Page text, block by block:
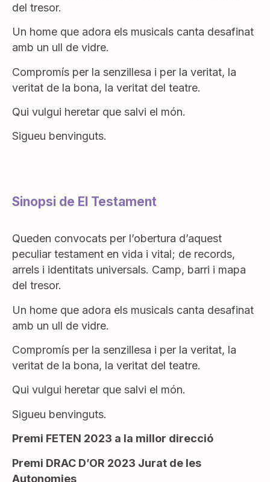
del tresor.
Un home que adora els musicals canta desafinat
amb un ull de vidre.
Compromís per la senzillesa i per la veritat, la
veritat de la bona, la veritat del teatre.
Qui vulgui heretar que salvi el món.
Sigueu benvinguts.
Sinopsi de El Testament
Queden convocats per l’obertura d’aquest
peculiar testament en vida i vital; de records,
arrels i identitats universals. Camp, barri i mapa
del tresor.
Un home que adora els musicals canta desafinat
amb un ull de vidre.
Compromís per la senzillesa i per la veritat, la
veritat de la bona, la veritat del teatre.
Qui vulgui heretar que salvi el món.
Sigueu benvinguts.
Premi FETEN 2023 a la millor direcció
Premi DRAC D’OR 2023 Jurat de les
Autonomies